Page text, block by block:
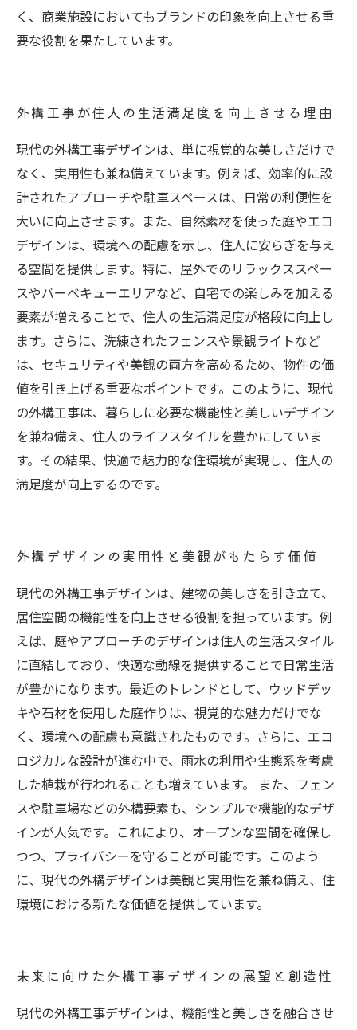
く、商業施設においてもブランドの印象を向上させる重
要な役割を果たしています。
外構工事が住人の生活満足度を向上させる理由
現代の外構工事デザインは、単に視覚的な美しさだけで
なく、実用性も兼ね備えています。例えば、効率的に設
計されたアプローチや駐車スペースは、日常の利便性を
大いに向上させます。また、自然素材を使った庭やエコ
デザインは、環境への配慮を示し、住人に安らぎを与え
る空間を提供します。特に、屋外でのリラックススペー
スやバーベキューエリアなど、自宅での楽しみを加える
要素が増えることで、住人の生活満足度が格段に向上し
ます。さらに、洗練されたフェンスや景観ライトなど
は、セキュリティや美観の両方を高めるため、物件の価
値を引き上げる重要なポイントです。このように、現代
の外構工事は、暮らしに必要な機能性と美しいデザイン
を兼ね備え、住人のライフスタイルを豊かにしていま
す。その結果、快適で魅力的な住環境が実現し、住人の
満足度が向上するのです。
外構デザインの実用性と美観がもたらす価値
現代の外構工事デザインは、建物の美しさを引き立て、
居住空間の機能性を向上させる役割を担っています。例
えば、庭やアプローチのデザインは住人の生活スタイル
に直結しており、快適な動線を提供することで日常生活
が豊かになります。最近のトレンドとして、ウッドデッ
キや石材を使用した庭作りは、視覚的な魅力だけでな
く、環境への配慮も意識されたものです。さらに、エコ
ロジカルな設計が進む中で、雨水の利用や生態系を考慮
した植栽が行われることも増えています。 また、フェン
スや駐車場などの外構要素も、シンプルで機能的なデザ
インが人気です。これにより、オープンな空間を確保し
つつ、プライバシーを守ることが可能です。このよう
に、現代の外構デザインは美観と実用性を兼ね備え、住
環境における新たな価値を提供しています。
未来に向けた外構工事デザインの展望と創造性
現代の外構工事デザインは、機能性と美しさを融合させ